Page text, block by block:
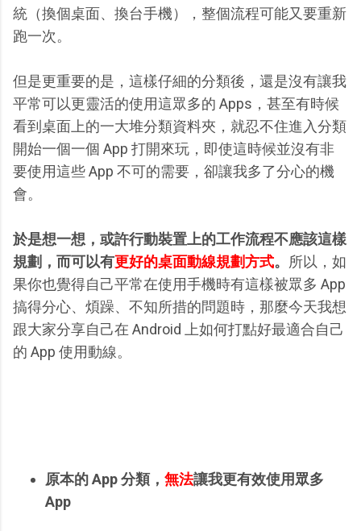
統（換個桌面、換台手機），整個流程可能又要重新
跑一次。
但是更重要的是，這樣仔細的分類後，還是沒有讓我
平常可以更靈活的使用這眾多的 Apps，甚至有時候
看到桌面上的一大堆分類資料夾，就忍不住進入分類
開始一個一個 App 打開來玩，即使這時候並沒有非
要使用這些 App 不可的需要，卻讓我多了分心的機
會。
於是想一想，或許行動裝置上的工作流程不應該這樣
規劃，而可以有更好的桌面動線規劃方式。 所以，如
果你也覺得自己平常在使用手機時有這樣被眾多 App
搞得分心、煩躁、不知所措的問題時，那麼今天我想
跟大家分享自己在 Android 上如何打點好最適合自己
的 App 使用動線。
原本的 App 分類， 無法讓我更有效使用眾多
App